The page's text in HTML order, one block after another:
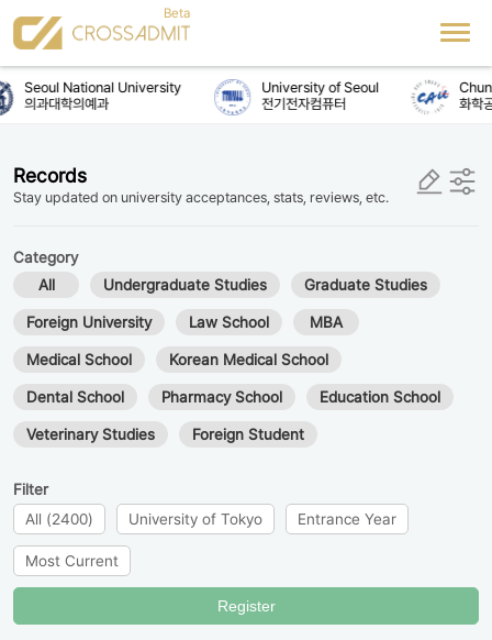
Seoul National University
의과대학의예과
University of Seoul
전기전자컴퓨터
화학
Records
Stay updated on university acceptances, stats, reviews, etc.
Category
All
Undergraduate Studies Graduate Studies
Foreign University Law School MBA
Medical School Korean Medical School
Dental School Pharmacy School Education School
Veterinary Studies Foreign Student
Filter
All (2400)
University of Tokyo Entrance Year
Most Current
Register